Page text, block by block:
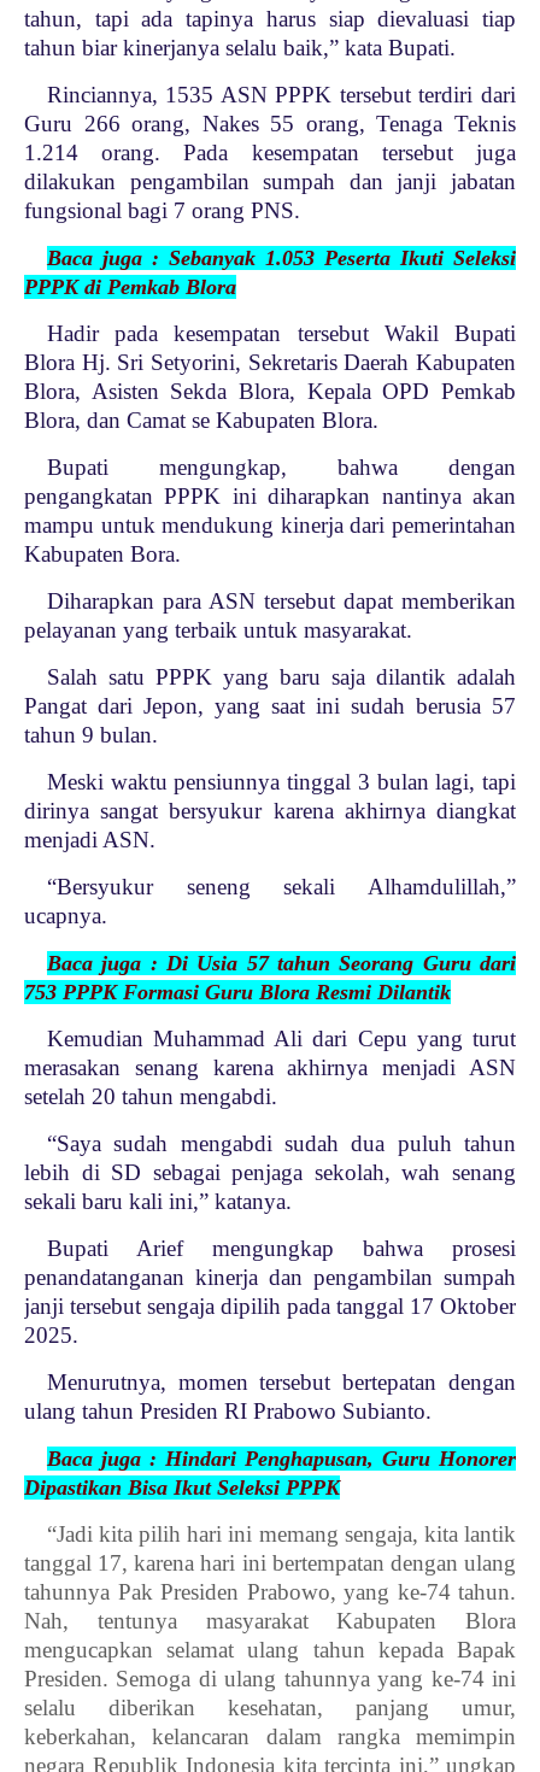
tahun, tapi ada tapinya harus siap dievaluasi tiap
tahun biar kinerjanya selalu baik,” kata Bupati.
Rinciannya, 1535 ASN PPPK tersebut terdiri dari
Guru 266 orang, Nakes 55 orang, Tenaga Teknis
1.214 orang. Pada kesempatan tersebut juga
dilakukan pengambilan sumpah dan janji jabatan
fungsional bagi 7 orang PNS.
Baca juga : Sebanyak 1.053 Peserta Ikuti Seleksi
PPPK di Pemkab Blora
Hadir pada kesempatan tersebut Wakil Bupati
Blora Hj. Sri Setyorini, Sekretaris Daerah Kabupaten
Blora, Asisten Sekda Blora, Kepala OPD Pemkab
Blora, dan Camat se Kabupaten Blora.
Bupati mengungkap, bahwa dengan
pengangkatan PPPK ini diharapkan nantinya akan
mampu untuk mendukung kinerja dari pemerintahan
Kabupaten Bora.
Diharapkan para ASN tersebut dapat memberikan
pelayanan yang terbaik untuk masyarakat.
Salah satu PPPK yang baru saja dilantik adalah
Pangat dari Jepon, yang saat ini sudah berusia 57
tahun 9 bulan.
Meski waktu pensiunnya tinggal 3 bulan lagi, tapi
dirinya sangat bersyukur karena akhirnya diangkat
menjadi ASN.
“Bersyukur seneng sekali Alhamdulillah,”
ucapnya.
Baca juga : Di Usia 57 tahun Seorang Guru dari
753 PPPK Formasi Guru Blora Resmi Dilantik
Kemudian Muhammad Ali dari Cepu yang turut
merasakan senang karena akhirnya menjadi ASN
setelah 20 tahun mengabdi.
“Saya sudah mengabdi sudah dua puluh tahun
lebih di SD sebagai penjaga sekolah, wah senang
sekali baru kali ini,” katanya.
Bupati Arief mengungkap bahwa prosesi
penandatanganan kinerja dan pengambilan sumpah
janji tersebut sengaja dipilih pada tanggal 17 Oktober
2025.
Menurutnya, momen tersebut bertepatan dengan
ulang tahun Presiden RI Prabowo Subianto.
Baca juga : Hindari Penghapusan, Guru Honorer
Dipastikan Bisa Ikut Seleksi PPPK
“Jadi kita pilih hari ini memang sengaja, kita lantik
tanggal 17, karena hari ini bertempatan dengan ulang
tahunnya Pak Presiden Prabowo, yang ke-74 tahun.
Nah, tentunya masyarakat Kabupaten Blora
mengucapkan selamat ulang tahun kepada Bapak
Presiden. Semoga di ulang tahunnya yang ke-74 ini
selalu diberikan kesehatan, panjang umur,
keberkahan, kelancaran dalam rangka memimpin
negara Republik Indonesia kita tercinta ini,” ungkap